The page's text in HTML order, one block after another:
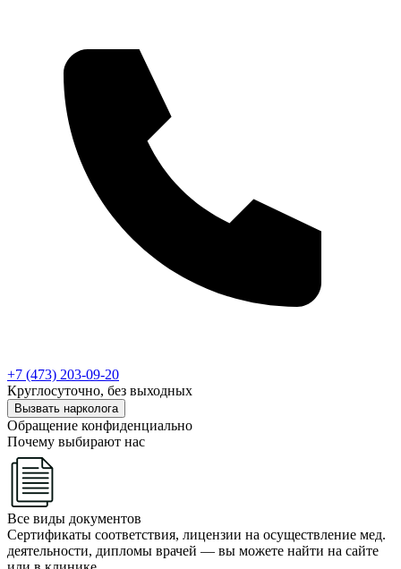
+7 (473) 203-09-20
Круглосуточно, без выходных
Вызвать нарколога
Обращение конфиденциально
Почему выбирают нас
Все виды документов
Сертификаты соответствия, лицензии на осуществление мед.
деятельности, дипломы врачей — вы можете найти на сайте